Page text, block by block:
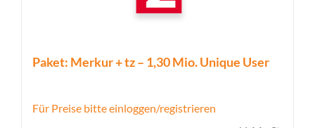
Paket: Merkur + tz – 1,30 Mio. Unique User
Für Preise bitte einloggen/registrieren